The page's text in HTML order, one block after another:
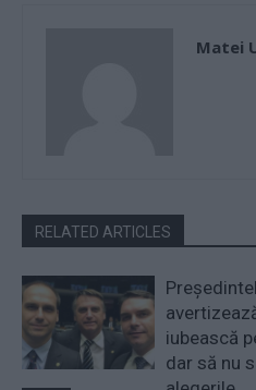
Matei
RELATED ARTICLES
iubească
dar să nu